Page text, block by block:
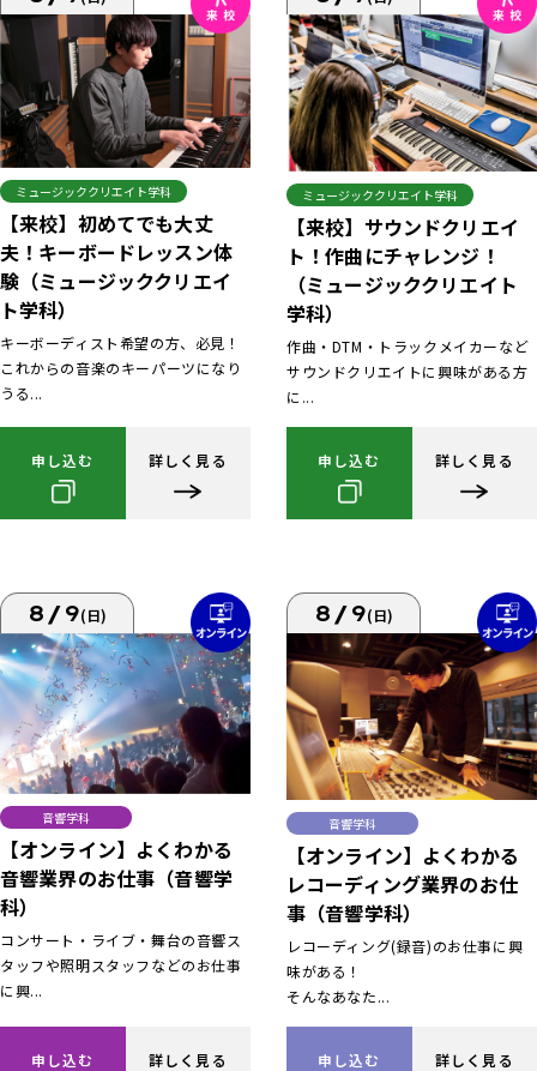
ミュージッククリエイト学科
【来校】初めてでも大丈
夫！キーボードレッスン体
験（ミュージッククリエイ
ト学科）
キーボーディスト希望の方、必見！
これからの音楽のキーパーツになり
うる...
申し込む 詳しく見る
ミュージッククリエイト学科
【来校】サウンドクリエイ
ト！作曲にチャレンジ！
（ミュージッククリエイト
学科）
作曲・DTM・トラックメイカーなど
サウンドクリエイトに興味がある方
に...
申し込む 詳しく見る
8/9(日)
音響学科
【オンライン】よくわかる
音響業界のお仕事（音響学
科）
コンサート・ライブ・舞台の音響ス
タッフや照明スタッフなどのお仕事
に興...
申し込む 詳しく見る
8/9(日)
音響学科
【オンライン】よくわかる
レコーディング業界のお仕
事（音響学科）
レコーディング(録音)のお仕事に興
味がある！
そんなあなた...
申し込む 詳しく見る